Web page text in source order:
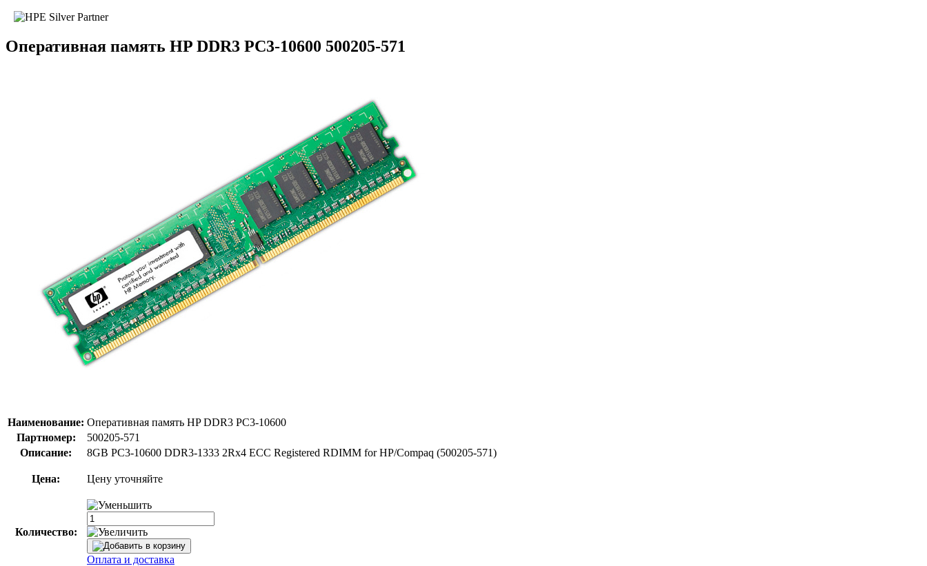
Оперативная память HP DDR3 PC3-10600 500205-571
Наименование: Оперативная память HP DDR3 PC3-10600
Партномер:
500205-571
Описание:
8GB PC3-10600 DDR3-1333 2Rx4 ECC Registered RDIMM for HP/Compaq (500205-571)
Цена: Цену уточняйте
Количество:
Оплата и доставка